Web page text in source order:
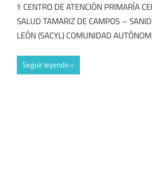
⚕️ CENTRO DE ATENCIÓN PRIMARÍA
SALUD TAMARIZ DE CAMPOS –
LEÓN (SACYL) COMUNIDAD
Seguir leyendo